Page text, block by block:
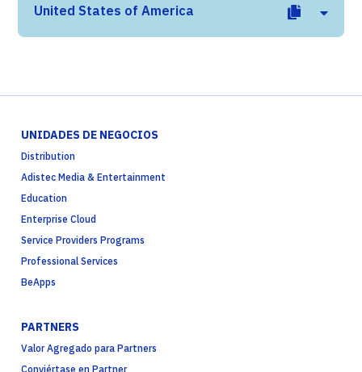
United States of America
UNIDADES DE NEGOCIOS
Distribution
Adistec Media & Entertainment
Education
Enterprise Cloud
Service Providers Programs
Professional Services
BeApps
PARTNERS
Valor Agregado para Partners
Conviértase en Partner